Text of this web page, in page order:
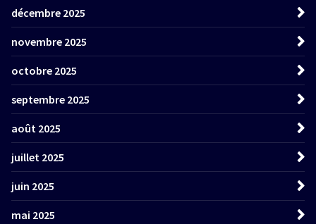
décembre 2025
novembre 2025
octobre 2025
septembre 2025
août 2025
juillet 2025
juin 2025
mai 2025